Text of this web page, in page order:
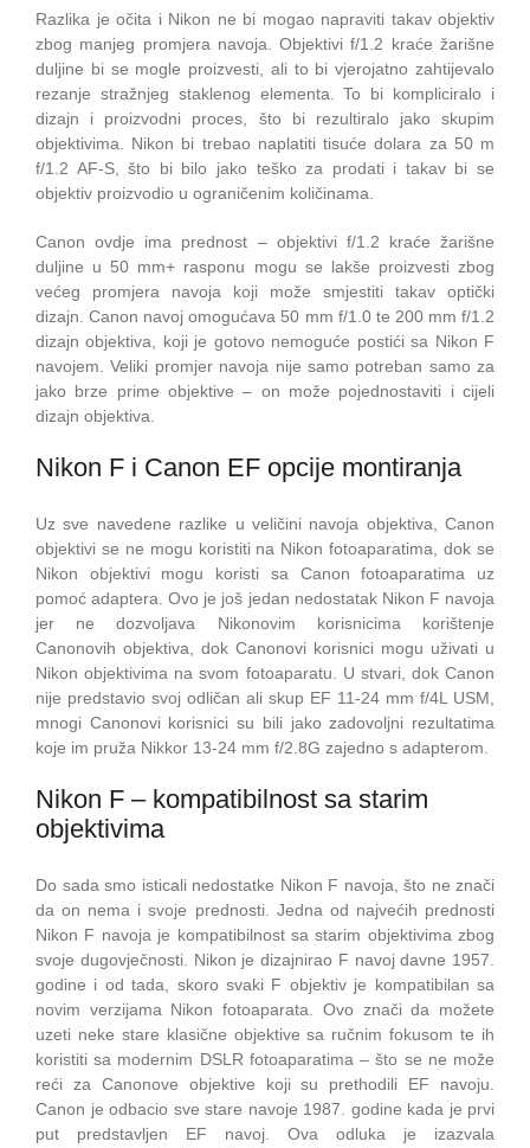
Razlika je očita i Nikon ne bi mogao napraviti takav objektiv
zbog manjeg promjera navoja. Objektivi f/1.2 kraće žarišne
duljine bi se mogle proizvesti, ali to bi vjerojatno zahtijevalo
rezanje stražnjeg staklenog elementa. To bi kompliciralo i
dizajn i proizvodni proces, što bi rezultiralo jako skupim
objektivima. Nikon bi trebao naplatiti tisuće dolara za 50 m
f/1.2 AF-S, što bi bilo jako teško za prodati i takav bi se
objektiv proizvodio u ograničenim količinama.
Canon ovdje ima prednost – objektivi f/1.2 kraće žarišne
duljine u 50 mm+ rasponu mogu se lakše proizvesti zbog
većeg promjera navoja koji može smjestiti takav optički
dizajn. Canon navoj omogućava 50 mm f/1.0 te 200 mm f/1.2
dizajn objektiva, koji je gotovo nemoguće postići sa Nikon F
navojem. Veliki promjer navoja nije samo potreban samo za
jako brze prime objektive – on može pojednostaviti i cijeli
dizajn objektiva.
Nikon F i Canon EF opcije montiranja
Uz sve navedene razlike u veličini navoja objektiva, Canon
objektivi se ne mogu koristiti na Nikon fotoaparatima, dok se
Nikon objektivi mogu koristi sa Canon fotoaparatima uz
pomoć adaptera. Ovo je još jedan nedostatak Nikon F navoja
jer ne dozvoljava Nikonovim korisnicima korištenje
Canonovih objektiva, dok Canonovi korisnici mogu uživati u
Nikon objektivima na svom fotoaparatu. U stvari, dok Canon
nije predstavio svoj odličan ali skup EF 11-24 mm f/4L USM,
mnogi Canonovi korisnici su bili jako zadovoljni rezultatima
koje im pruža Nikkor 13-24 mm f/2.8G zajedno s adapterom.
Nikon F – kompatibilnost sa starim
objektivima
Do sada smo isticali nedostatke Nikon F navoja, što ne znači
da on nema i svoje prednosti. Jedna od najvećih prednosti
Nikon F navoja je kompatibilnost sa starim objektivima zbog
svoje dugovječnosti. Nikon je dizajnirao F navoj davne 1957.
godine i od tada, skoro svaki F objektiv je kompatibilan sa
novim verzijama Nikon fotoaparata. Ovo znači da možete
uzeti neke stare klasične objektive sa ručnim fokusom te ih
koristiti sa modernim DSLR fotoaparatima – što se ne može
reći za Canonove objektive koji su prethodili EF navoju.
Canon je odbacio sve stare navoje 1987. godine kada je prvi
put predstavljen EF navoj. Ova odluka je izazvala